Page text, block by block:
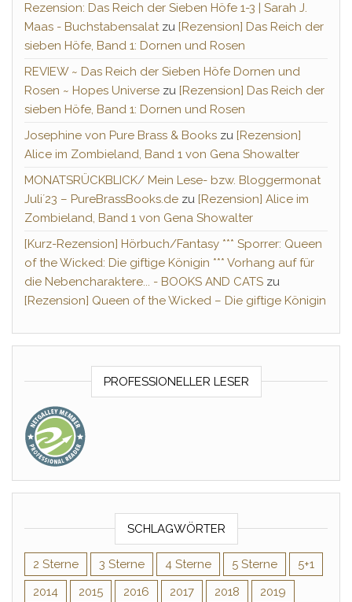
Rezension: Das Reich der Sieben Höfe 1-3 | Sarah J.
Maas - Buchstabensalatzu [Rezension] Das Reich der
sieben Höfe, Band 1: Dornen und Rosen
REVIEW ~ Das Reich der Sieben Höfe Dornen und
Rosen ~ Hopes Universe zu [Rezension] Das Reich der
sieben Höfe, Band 1: Dornen und Rosen
Josephine von Pure Brass & Books zu [Rezension]
Alice im Zombieland, Band 1 von Gena Showalter
MONATSRÜCKBLICK/ Mein Lese- bzw. Bloggermonat
Juli´23 – PureBrassBooks.de zu [Rezension] Alice im
Zombieland, Band 1 von Gena Showalter
[Kurz-Rezension] Hörbuch/Fantasy *** Sporrer: Queen
of the Wicked: Die giftige Königin *** Vorhang auf für
die Nebencharaktere... - BOOKS AND CATS zu
[Rezension] Queen of the Wicked – Die giftige Königin
PROFESSIONELLER LESER
SCHLAGWÖRTER
2 Sterne 3 Sterne 4 Sterne 5 Sterne
5+1
2014
2015 2016 2017 2018
2019